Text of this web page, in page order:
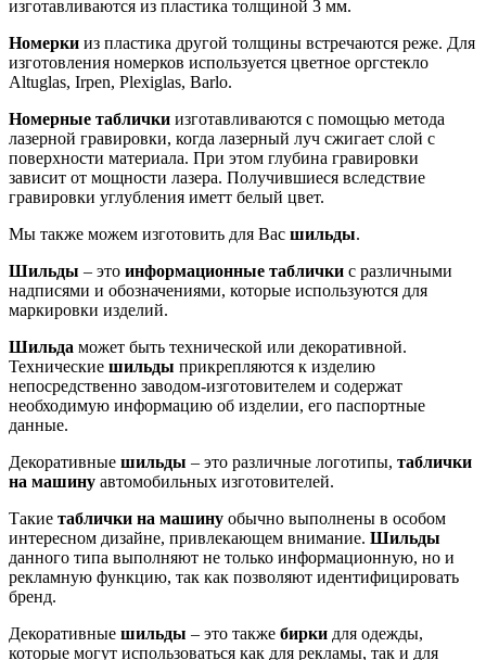
изготавливаются из пластика толщиной 3 мм.
Номерки из пластика другой толщины встречаются реже. Для
изготовления номерков используется цветное оргстекло
Altuglas, Irpen, Plexiglas, Barlo.
Номерные таблички изготавливаются с помощью метода
лазерной гравировки, когда лазерный луч сжигает слой с
поверхности материала. При этом глубина гравировки
зависит от мощности лазера. Получившиеся вследствие
гравировки углубления иметт белый цвет.
Мы также можем изготовить для Вас шильды.
Шильды – это информационные таблички с различными
надписями и обозначениями, которые используются для
маркировки изделий.
Шильда может быть технической или декоративной.
Технические шильды прикрепляются к изделию
непосредственно заводом-изготовителем и содержат
необходимую информацию об изделии, его паспортные
данные.
Декоративные шильды – это различные логотипы, таблички
на машину автомобильных изготовителей.
Такие таблички на машину обычно выполнены в особом
интересном дизайне, привлекающем внимание. Шильды
данного типа выполняют не только информационную, но и
рекламную функцию, так как позволяют идентифицировать
бренд.
Декоративные шильды – это также бирки для одежды,
которые могут использоваться как для рекламы, так и для